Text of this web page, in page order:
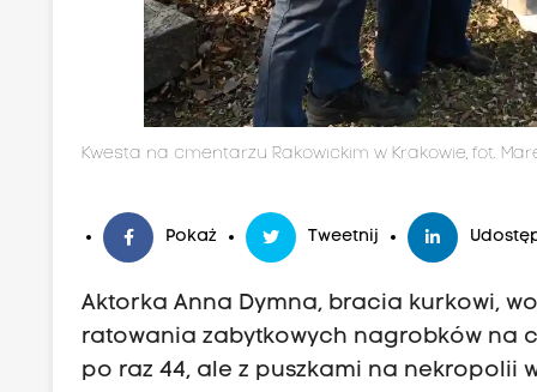
Kwesta na cmentarzu Rakowickim w Krakowie, fot.
Pokaż Tweetnij
Aktorka Anna Dymna, bracia kurkowi,
ratowania zabytkowych nagrobków na
po raz 44, ale z puszkami na nekropolii